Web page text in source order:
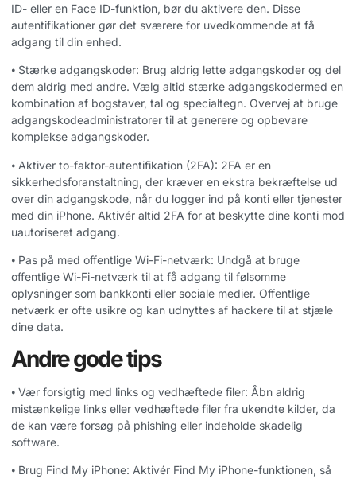
ID- eller en Face ID-funktion, bør du aktivere den. Disse
autentifikationer gør det sværere for uvedkommende at få
adgang til din enhed.
⦁ Stærke adgangskoder: Brug aldrig lette adgangskoder og del
dem aldrig med andre. Vælg altid stærke adgangskodermed en
kombination af bogstaver, tal og specialtegn. Overvej at bruge
adgangskodeadministratorer til at generere og opbevare
komplekse adgangskoder.
⦁ Aktiver to-faktor-autentifikation (2FA): 2FA er en
sikkerhedsforanstaltning, der kræver en ekstra bekræftelse ud
over din adgangskode, når du logger ind på konti eller tjenester
med din iPhone. Aktivér altid 2FA for at beskytte dine konti mod
uautoriseret adgang.
⦁ Pas på med offentlige Wi-Fi-netværk: Undgå at bruge
offentlige Wi-Fi-netværk til at få adgang til følsomme
oplysninger som bankkonti eller sociale medier. Offentlige
netværk er ofte usikre og kan udnyttes af hackere til at stjæle
dine data.
Andre gode tips
⦁ Vær forsigtig med links og vedhæftede filer: Åbn aldrig
mistænkelige links eller vedhæftede filer fra ukendte kilder, da
de kan være forsøg på phishing eller indeholde skadelig
software.
⦁ Brug Find My iPhone: Aktivér Find My iPhone-funktionen, så